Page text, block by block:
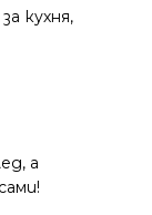
кухня,
а